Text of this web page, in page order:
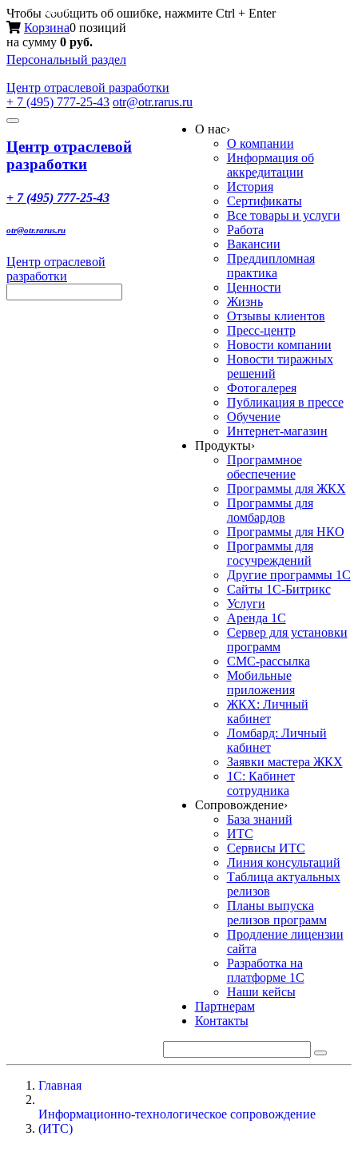
Чтобы сообщить об ошибке, нажмите Ctrl + Enter
Корзина0 позиций
на сумму 0 руб.
Персональный раздел
Центр отраслевой разработки
+ 7 (495) 777-25-43 otr@otr.rarus.ru
Toggle
Меню
Центр отраслевой
разработки
+ 7 (495) 777-25-43
otr@otr.rarus.ru
Центр отраслевой
разработки
О нас›
О компании
Информация об
аккредитации
История
Сертификаты
Все товары и услуги
Работа
Вакансии
Преддипломная
практика
Ценности
Жизнь
Отзывы клиентов
Пресс-центр
Новости компании
Новости тиражных
решений
Фотогалерея
Публикация в прессе
Обучение
Интернет-магазин
Продукты›
Программное
обеспечение
Программы для ЖКХ
Программы для
ломбардов
Программы для НКО
Программы для
госучреждений
Другие программы 1С
Сайты 1С-Битрикс
Услуги
Аренда 1С
Сервер для установки
программ
СМС-рассылка
Мобильные
приложения
ЖКХ: Личный
кабинет
Ломбард: Личный
кабинет
Заявки мастера ЖКХ
1С: Кабинет
сотрудника
Сопровождение›
База знаний
ИТС
Сервисы ИТС
Линия консультаций
Таблица актуальных
релизов
Планы выпуска
релизов программ
Продление лицензии
сайта
Разработка на
платформе 1С
Наши кейсы
Партнерам
Контакты
Главная
Информационно-технологическое сопровождение
(ИТС)